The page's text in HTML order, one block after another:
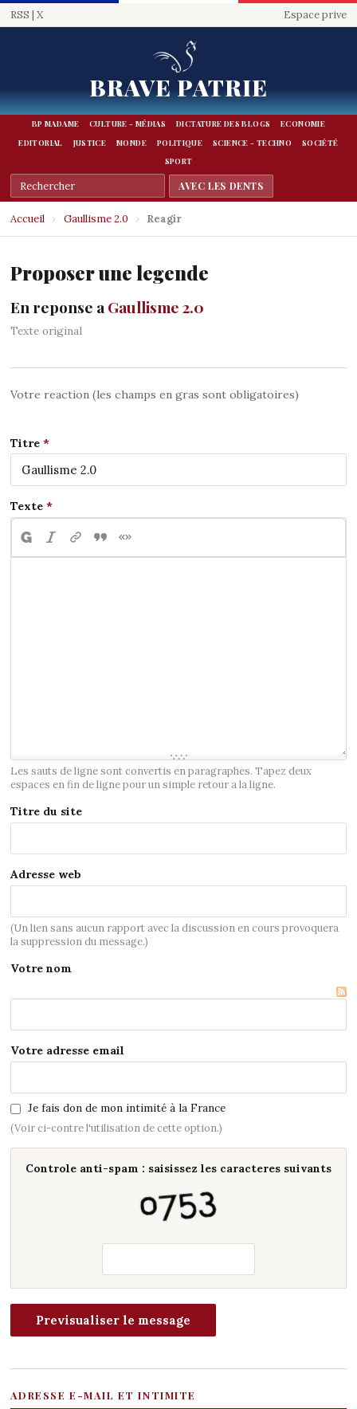
RSS | X Espace prive
BRAVE PATRIE
BP MADAME CULTURE - MÉDIAS DICTATURE DES BLOGS
ECONOMIE
EDITORIAL
JUSTICE MONDE POLITIQUE SCIENCE - TECHNO
SOCIÉTÉ
SPORT
Accueil › Gaullisme 2.0 › Reagir
Proposer une legende
En reponse a Gaullisme 2.0
Texte original
Votre reaction (les champs en gras sont obligatoires)
Titre
Texte
Les sauts de ligne sont convertis en paragraphes. Tapez deux
espaces en fin de ligne pour un simple retour a la ligne.
Titre du site
Adresse web
(Un lien sans aucun rapport avec la discussion en cours provoquera
la suppression du message.)
Votre nom
Votre adresse email
Je fais don de mon intimité à la France
(Voir ci-contre l'utilisation de cette option.)
Controle anti-spam : saisissez les caracteres suivants
ADRESSE E-MAIL ET INTIMITE